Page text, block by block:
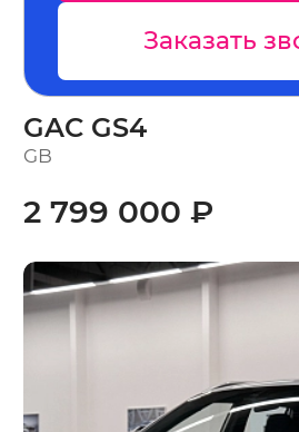
Заказать
GAC GS4
GB
2 799 000 ₽